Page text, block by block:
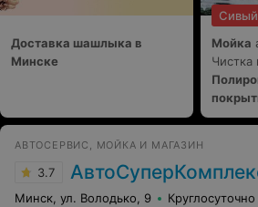
Доставка шашлыка в
Минске
Мойка
Чистка
АВТОСЕРВИС, МОЙКА И МАГАЗИН
3.7
Минск, ул. Володько, 9 Круглосуточно